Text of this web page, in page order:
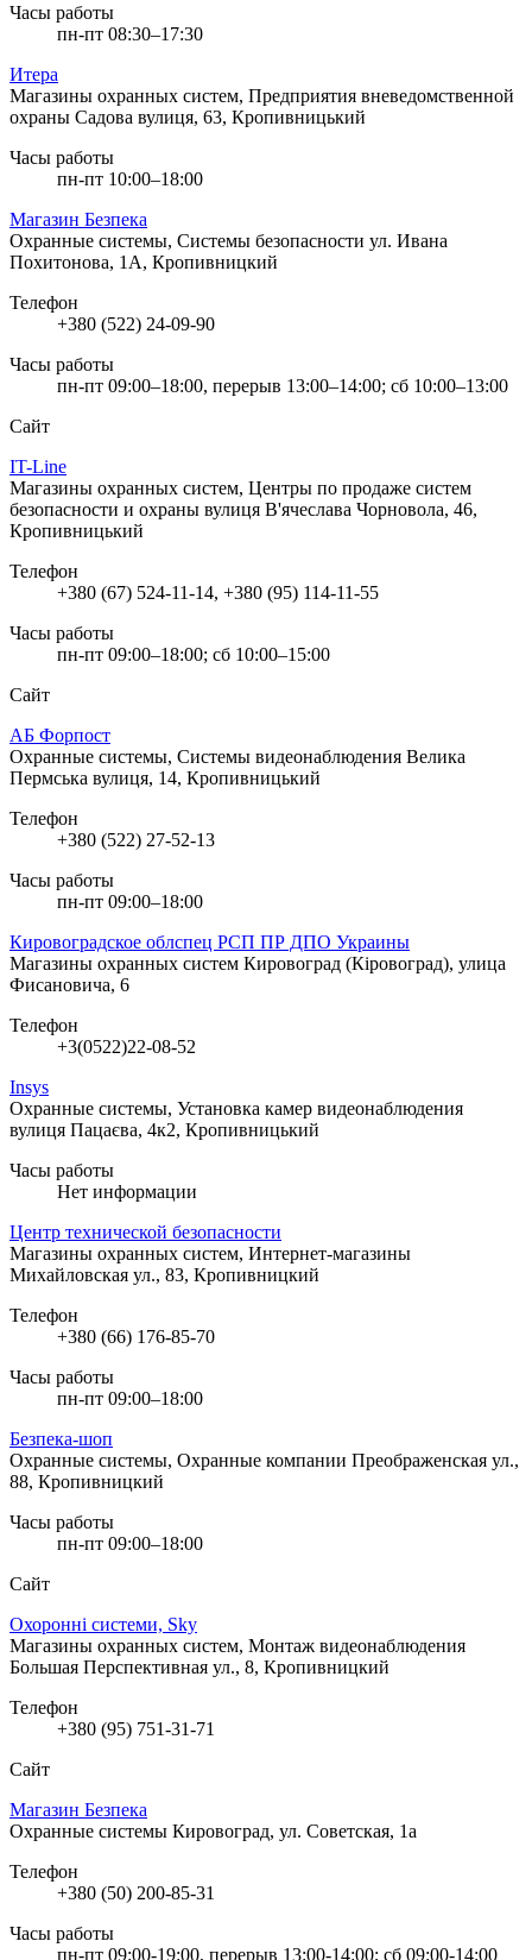
Часы работы
пн-пт 08:30–17:30
Итера
Магазины охранных систем, Предприятия вневедомственной
охраны Садова вулиця, 63, Кропивницький
Часы работы
пн-пт 10:00–18:00
Магазин Безпека
Охранные системы, Системы безопасности ул. Ивана
Похитонова, 1А, Кропивницкий
Телефон
+380 (522) 24-09-90
Часы работы
пн-пт 09:00–18:00, перерыв 13:00–14:00; сб 10:00–13:00
Сайт
IT-Line
Магазины охранных систем, Центры по продаже систем
безопасности и охраны вулиця В'ячеслава Чорновола, 46,
Кропивницький
Телефон
+380 (67) 524-11-14, +380 (95) 114-11-55
Часы работы
пн-пт 09:00–18:00; сб 10:00–15:00
Сайт
АБ Форпост
Охранные системы, Системы видеонаблюдения Велика
Пермська вулиця, 14, Кропивницький
Телефон
+380 (522) 27-52-13
Часы работы
пн-пт 09:00–18:00
Кировоградское облспец РСП ПР ДПО Украины
Магазины охранных систем Кировоград (Кіровоград), улица
Фисановича, 6
Телефон
+3(0522)22-08-52
Insys
Охранные системы, Установка камер видеонаблюдения
вулиця Пацаєва, 4к2, Кропивницький
Часы работы
Нет информации
Центр технической безопасности
Магазины охранных систем, Интернет-магазины
Михайловская ул., 83, Кропивницкий
Телефон
+380 (66) 176-85-70
Часы работы
пн-пт 09:00–18:00
Безпека-шоп
Охранные системы, Охранные компании Преображенская ул.,
88, Кропивницкий
Часы работы
пн-пт 09:00–18:00
Сайт
Охоронні системи, Sky
Магазины охранных систем, Монтаж видеонаблюдения
Большая Перспективная ул., 8, Кропивницкий
Телефон
+380 (95) 751-31-71
Сайт
Магазин Безпека
Охранные системы Кировоград, ул. Советская, 1а
Телефон
+380 (50) 200-85-31
Часы работы
пн-пт 09:00-19:00, перерыв 13:00-14:00; сб 09:00-14:00